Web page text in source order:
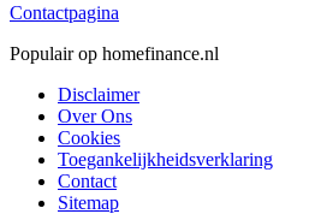
Contactpagina
Populair op homefinance.nl
Disclaimer
Over Ons
Cookies
Toegankelijkheidsverklaring
Contact
Sitemap